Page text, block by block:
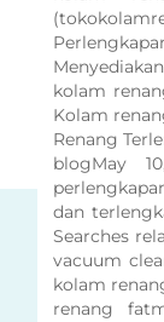
Menyediakan
kolam
Kolam
Renang
blogMay
dan
Searches
vacuum
kolam
renang